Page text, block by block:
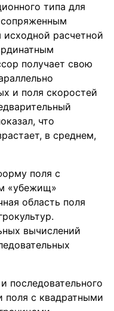
типа для
расчетной
получает свою
и поля скоростей
что
в среднем,
поля с
«убежищ»
область поля
вычислений